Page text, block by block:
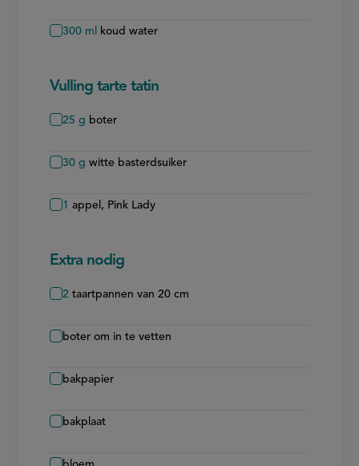
300 ml koud water
Vulling tarte tatin
25 g boter
30 g witte basterdsuiker
1 appel, Pink Lady
Extra nodig
2 taartpannen van 20 cm
boter om in te vetten
bakpapier
bakplaat